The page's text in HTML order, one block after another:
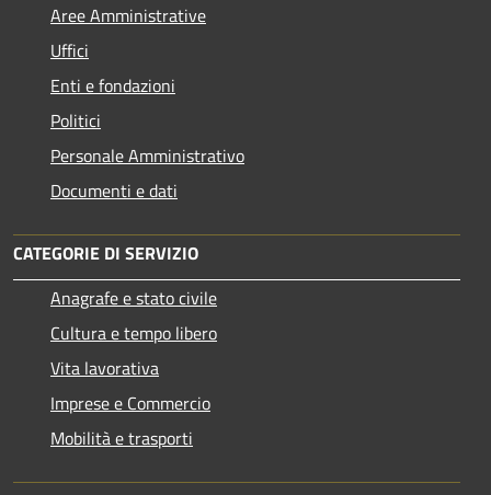
Aree Amministrative
Uffici
Enti e fondazioni
Politici
Personale Amministrativo
Documenti e dati
CATEGORIE DI SERVIZIO
Anagrafe e stato civile
Cultura e tempo libero
Vita lavorativa
Imprese e Commercio
Mobilità e trasporti